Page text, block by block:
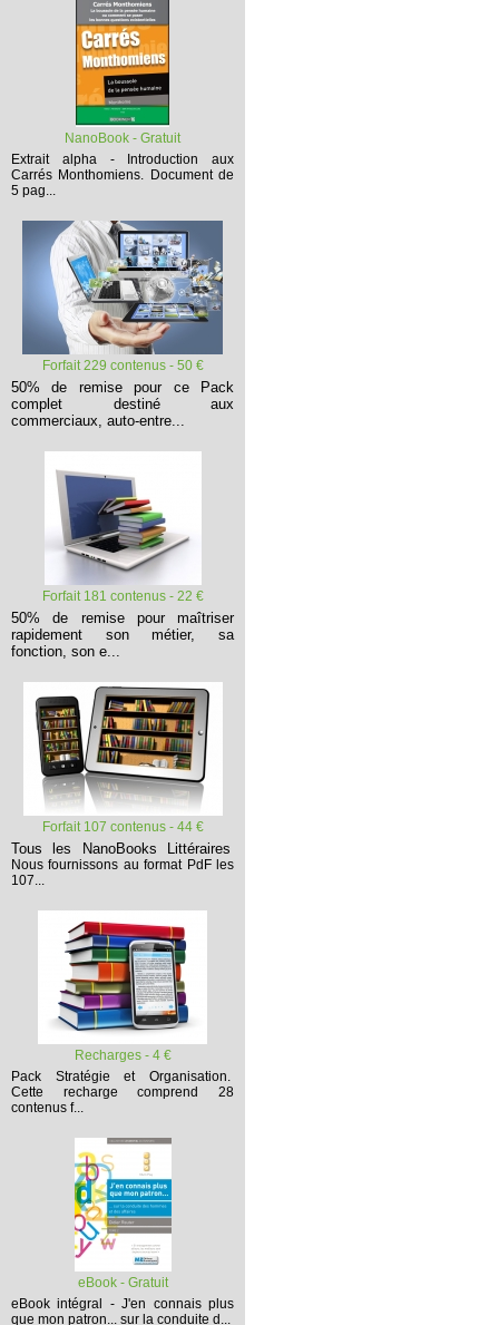
NanoBook - Gratuit
Extrait alpha - Introduction aux
Carrés Monthomiens. Document de
5 pag...
Forfait 229 contenus - 50 €
50% de remise pour ce Pack
complet destiné aux
commerciaux, auto-entre...
Forfait 181 contenus - 22 €
50% de remise pour maîtriser
rapidement son métier, sa
fonction, son e...
Forfait 107 contenus - 44 €
Tous les NanoBooks Littéraires
Nous fournissons au format PdF les
107...
Recharges - 4 €
Pack Stratégie et Organisation.
Cette recharge comprend 28
contenus f...
eBook - Gratuit
eBook intégral - J'en connais plus
que mon patron... sur la conduite d...